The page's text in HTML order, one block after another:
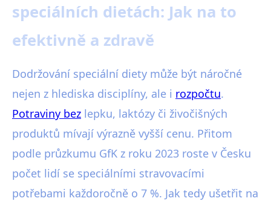
speciálních dietách: Jak na to
efektivně a zdravě
Dodržování speciální diety může být náročné
nejen z hlediska disciplíny, ale i rozpočtu.
Potraviny bez lepku, laktózy či živočišných
produktů mívají výrazně vyšší cenu. Přitom
podle průzkumu GfK z roku 2023 roste v Česku
počet lidí se speciálními stravovacími
potřebami každoročně o 7 %. Jak tedy ušetřit na